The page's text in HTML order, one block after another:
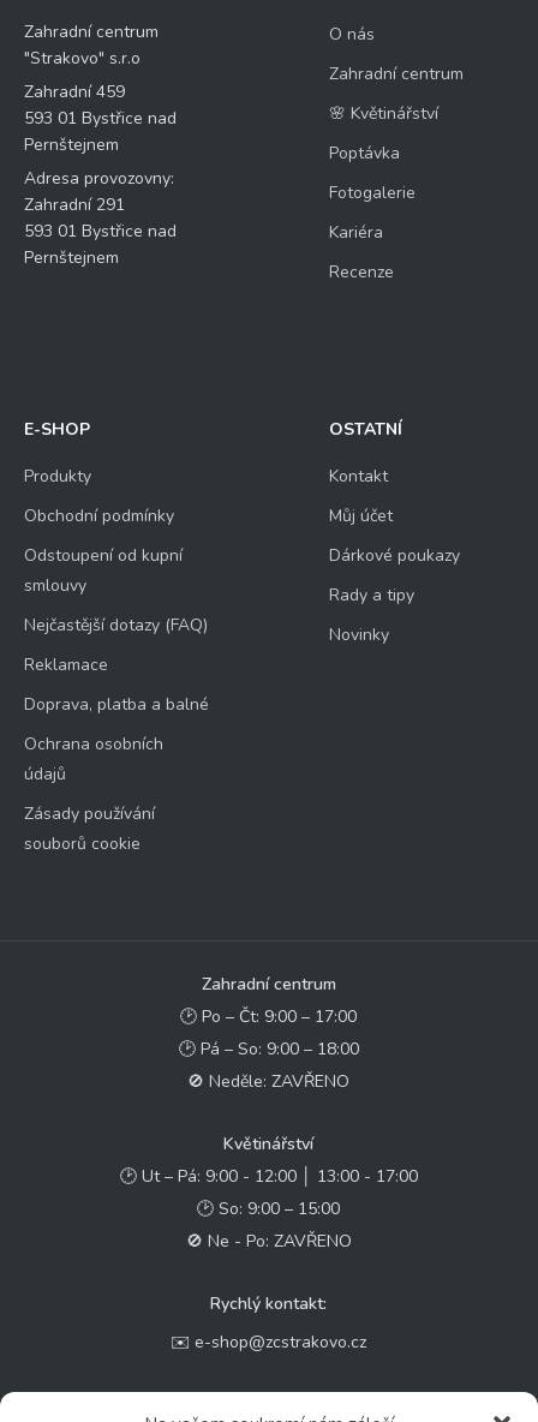
Zahradní centrum
"Strakovo" s.r.o
Zahradní 459
593 01 Bystřice nad
Pernštejnem
Adresa provozovny:
Zahradní 291
593 01 Bystřice nad
Pernštejnem
O nás
Zahradní centrum
🌸 Květinářství
Poptávka
Fotogalerie
Kariéra
Recenze
E-SHOP
Produkty
Obchodní podmínky
Odstoupení od kupní
smlouvy
Nejčastější dotazy (FAQ)
Reklamace
Doprava, platba a balné
Ochrana osobních
údajů
Zásady používání
souborů cookie
OSTATNÍ
Kontakt
Můj účet
Dárkové poukazy
Rady a tipy
Novinky
Zahradní centrum
🕑 Po – Čt: 9:00 – 17:00
🕑 Pá – So: 9:00 – 18:00
🚫 Neděle: ZAVŘENO
Květinářství
🕑 Ut – Pá: 9:00 - 12:00 │ 13:00 - 17:00
🕑 So: 9:00 – 15:00
🚫 Ne - Po: ZAVŘENO
Rychlý kontakt:
✉️ e-shop@zcstrakovo.cz